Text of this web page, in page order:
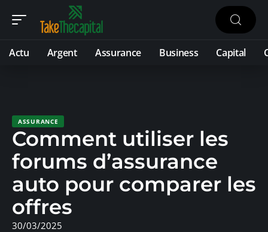
Actu Argent Assurance Business Capital
ASSURANCE
Comment utiliser les
forums d’assurance
auto pour comparer les
offres
30/03/2025